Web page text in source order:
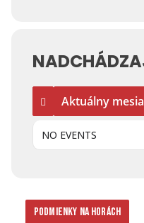
Aktuálny
NO EVENTS
Podmienky na horách